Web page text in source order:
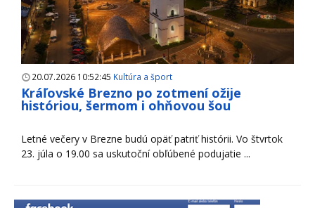
20.07.2026 10:52:45 Kultúra a šport
Kráľovské Brezno po zotmení ožije
históriou, šermom i ohňovou šou
Letné večery v Brezne budú opäť patriť histórii. Vo štvrtok
23. júla o 19.00 sa uskutoční obľúbené podujatie ...